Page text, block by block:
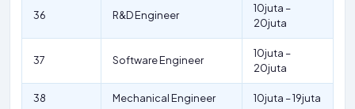
36 R&D Engineer
10juta –
20juta
37 Software Engineer
10juta –
20juta
38 Mechanical Engineer 10juta – 19juta